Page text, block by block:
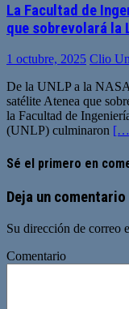
La Facultad de
que sobrevolará la
1 octubre, 2025 Clio
De la UNLP a la
satélite Atenea que
la Facultad de
(UNLP) culminaron
Sé el primero en
Deja un comentario
Su dirección de correo
Comentario